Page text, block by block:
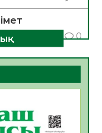
0
полиция
етті
–